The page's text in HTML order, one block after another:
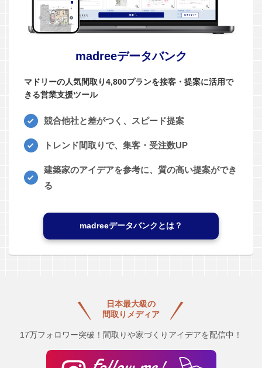
madreeデータバンク
マドリーの人気間取り4,800プランを接客・提案に活用で
きる営業支援ツール
競合他社と差がつく、スピード提案
トレンド間取りで、集客・受注数UP
建築家のアイデアを参考に、質の高い提案ができ
る
madreeデータバンクとは？
日本最大級の
間取りメディア
17万フォロワー突破！間取りや家づくりアイデアを配信中！